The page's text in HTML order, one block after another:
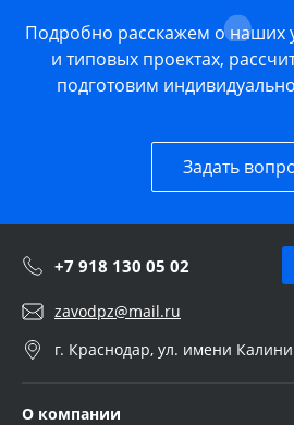
Подробно расскажем о наших
и типовых проектах,
подготовим
Задать
+7 918 130 05 02
zavodpz@mail.ru
г. Краснодар, ул. имени
О компании